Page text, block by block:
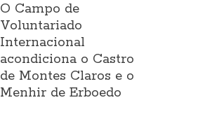
O Campo de
Voluntariado
Internacional
acondiciona o Castro
de Montes Claros e o
Menhir de Erboedo